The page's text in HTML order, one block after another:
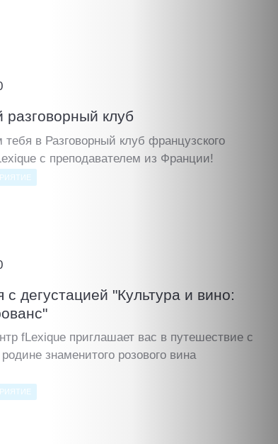
разговорный клуб
в Разговорный клуб французского
с преподавателем из Франции!
с дегустацией "Культура и вино:
fLexique приглашает вас в путешествие с
знаменитого розового вина